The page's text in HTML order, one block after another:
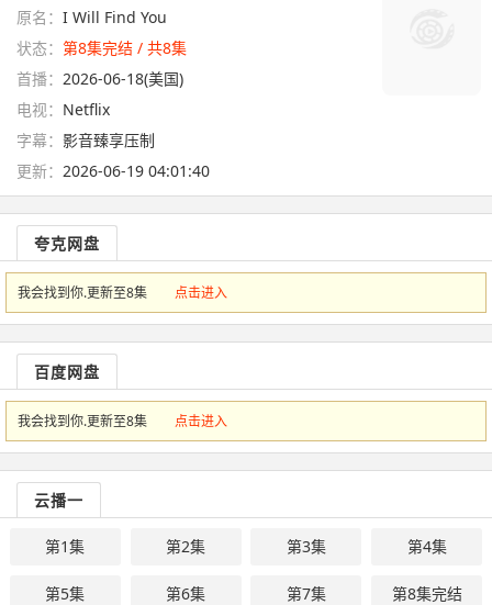
原名： I Will Find You
状态： 第8集完结 / 共8集
首播： 2026-06-18(美国)
电视： Netflix
字幕： 影音臻享压制
更新： 2026-06-19 04:01:40
夸克网盘
我会找到你.更新至8集 点击进入
百度网盘
我会找到你.更新至8集 点击进入
云播一
第1集 第2集 第3集 第4集
第5集 第6集 第7集 第8集完结